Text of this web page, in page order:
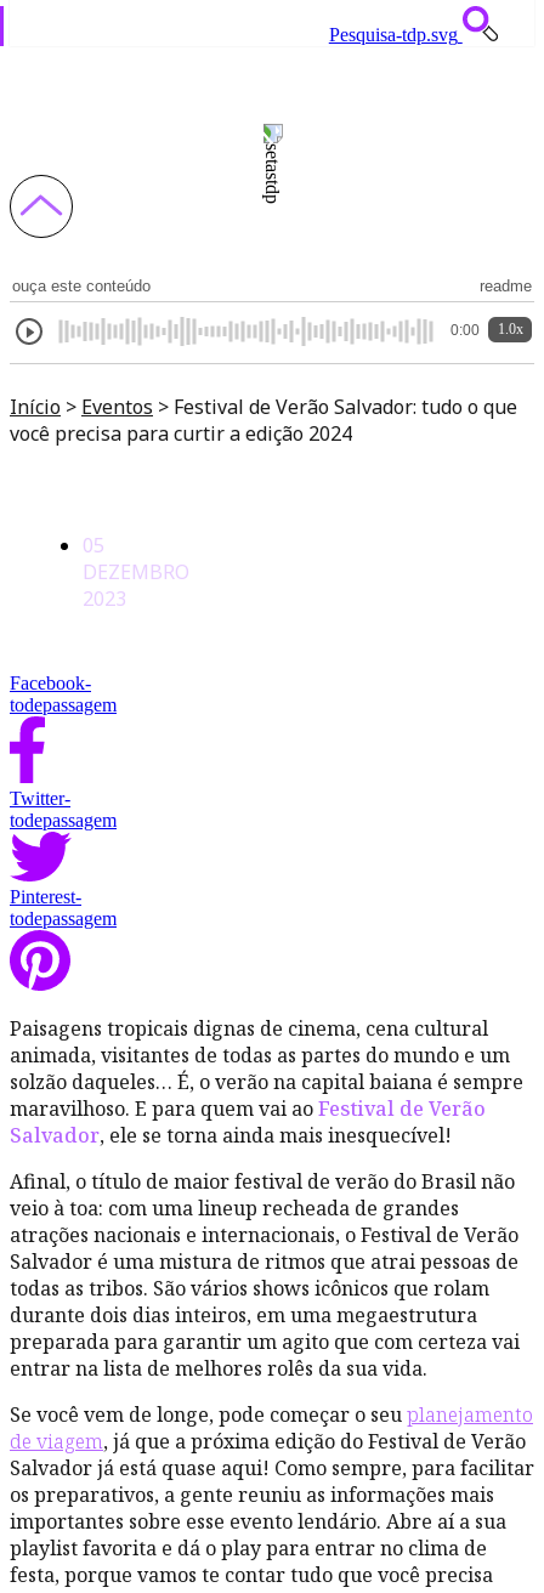
Pesquisa-tdp.svg
ouça este conteúdo readme
0:00 1.0x
Início > Eventos > Festival de Verão Salvador: tudo o que
você precisa para curtir a edição 2024
05
DEZEMBRO
2023
Facebook-
todepassagem
Twitter-
todepassagem
Pinterest-
todepassagem
Paisagens tropicais dignas de cinema, cena cultural
animada, visitantes de todas as partes do mundo e um
solzão daqueles… É, o verão na capital baiana é sempre
maravilhoso. E para quem vai aoFestival de Verão
Salvador, ele se torna ainda mais inesquecível!
Afinal, o título de maior festival de verão do Brasil não
veio à toa: com uma lineup recheada de grandes
atrações nacionais e internacionais, o Festival de Verão
Salvador é uma mistura de ritmos que atrai pessoas de
todas as tribos. São vários shows icônicos que rolam
durante dois dias inteiros, em uma megaestrutura
preparada para garantir um agito que com certeza vai
entrar na lista de melhores rolês da sua vida.
Se você vem de longe, pode começar o seuplanejamento
de viagem, já que a próxima edição do Festival de Verão
Salvador já está quase aqui! Como sempre, para facilitar
os preparativos, a gente reuniu as informações mais
importantes sobre esse evento lendário. Abre aí a sua
playlist favorita e dá o play para entrar no clima de
festa, porque vamos te contar tudo que você precisa